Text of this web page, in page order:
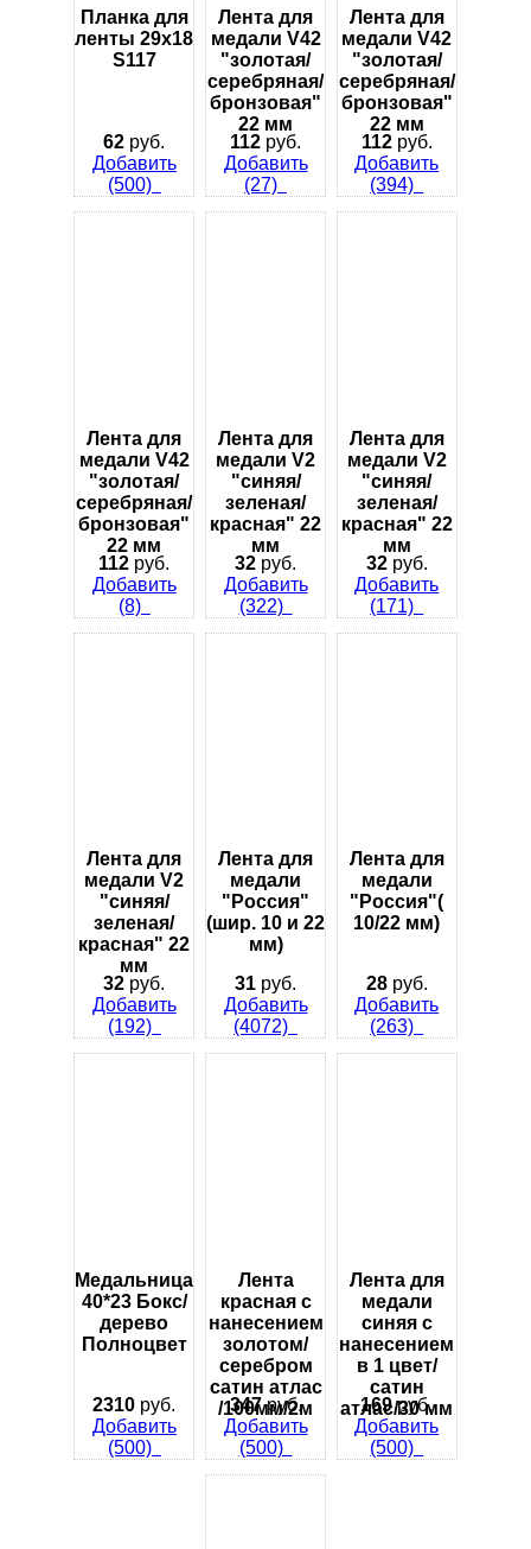
Планка для
ленты 29х18
S117
62 руб.
Добавить
(500)
Лента для
медали V42
"золотая/
серебряная/
бронзовая"
22 мм
112 руб.
Добавить
(27)
Лента для
медали V42
"золотая/
серебряная/
бронзовая"
22 мм
112руб.
Добавить
(394)
Лента для
медали V42
"золотая/
серебряная/
бронзовая"
22 мм
112 руб.
Добавить
(8)
Лента для
медали V2
"синяя/
зеленая/
красная" 22
мм
32 руб.
Добавить
(322)
Лента для
медали V2
"синяя/
зеленая/
красная" 22
мм
32руб.
Добавить
(171)
Лента для
медали V2
"синяя/
зеленая/
красная" 22
мм
32 руб.
Добавить
(192)
Лента для
медали
"Россия"
(шир. 10 и 22
мм)
31 руб.
Добавить
(4072)
Лента для
медали
"Россия"(
10/22 мм)
28руб.
Добавить
(263)
Медальница
40*23 Бокс/
дерево
Полноцвет
2310 руб.
Добавить
(500)
Лента
красная с
нанесением
золотом/
серебром
сатин атлас
/100мм/2м
347руб.
Добавить
(500)
Лента для
медали
синяя с
нанесением
в 1 цвет/
сатин
атлас/30 мм
169руб.
Добавить
(500)